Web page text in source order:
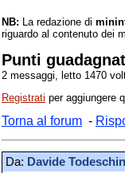
NB: La redazione di
riguardo al contenuto dei
Punti
2 messaggi, letto 1470
Registrati per aggiungere
Torna al forum -
Da: Davide